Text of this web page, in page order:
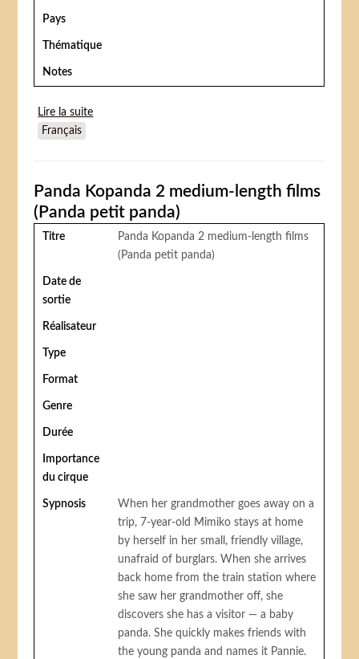
Pays
Thématique
Notes
Lire la suite
Français
Panda Kopanda 2 medium-length films
(Panda petit panda)
Titre
Panda Kopanda 2 medium-length films
(Panda petit panda)
Date de
sortie
Réalisateur
Type
Format
Genre
Durée
Importance
du cirque
Sypnosis
When her grandmother goes away on a
trip, 7-year-old Mimiko stays at home
by herself in her small, friendly village,
unafraid of burglars. When she arrives
back home from the train station where
she saw her grandmother off, she
discovers she has a visitor — a baby
panda. She quickly makes friends with
the young panda and names it Pannie.